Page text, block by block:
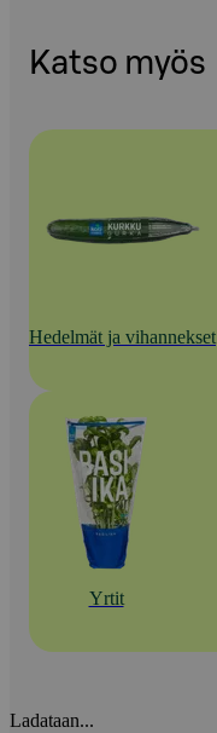
Katso myös
Hedelmät ja vihannekset
Yrtit
Ladataan...